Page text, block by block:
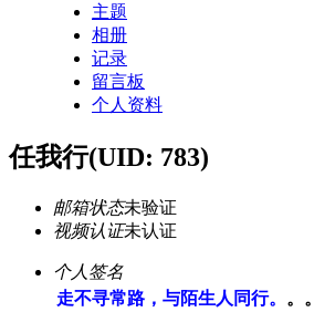
主题
相册
记录
留言板
个人资料
任我行(UID: 783)
邮箱状态未验证
视频认证未认证
个人签名
走不寻常路，与陌生人同行。 。。